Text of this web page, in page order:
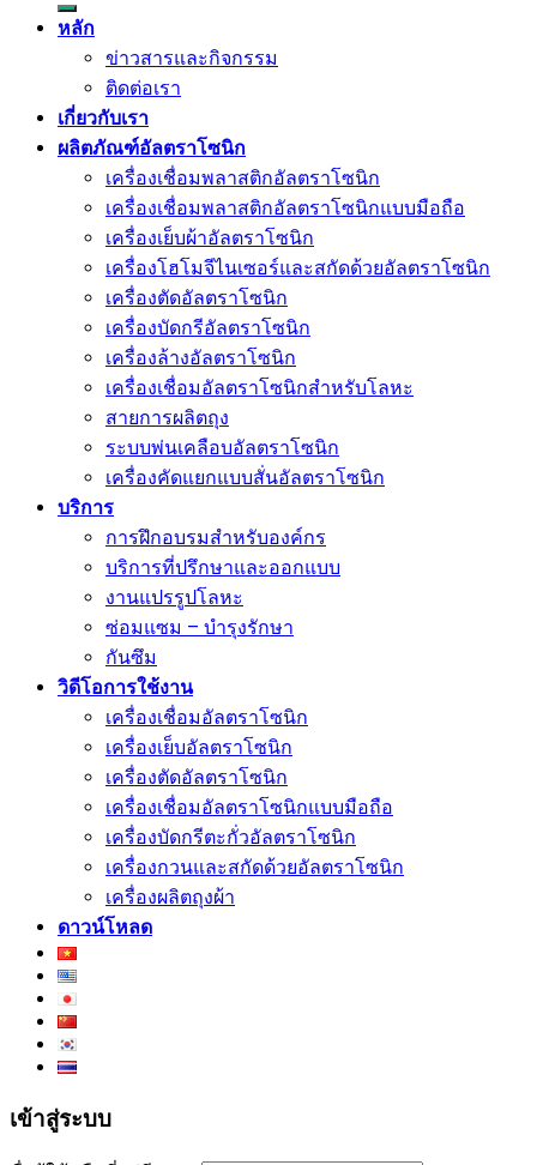
หลัก
ข่าวสารและกิจกรรม
ติดต่อเรา
เกี่ยวกับเรา
ผลิตภัณฑ์อัลตราโซนิก
เครื่องเชื่อมพลาสติกอัลตราโซนิก
เครื่องเชื่อมพลาสติกอัลตราโซนิกแบบมือถือ
เครื่องเย็บผ้าอัลตราโซนิก
เครื่องโฮโมจีไนเซอร์และสกัดด้วยอัลตราโซนิก
เครื่องตัดอัลตราโซนิก
เครื่องบัดกรีอัลตราโซนิก
เครื่องล้างอัลตราโซนิก
เครื่องเชื่อมอัลตราโซนิกสำหรับโลหะ
สายการผลิตถุง
ระบบพ่นเคลือบอัลตราโซนิก
เครื่องคัดแยกแบบสั่นอัลตราโซนิก
บริการ
การฝึกอบรมสำหรับองค์กร
บริการที่ปรึกษาและออกแบบ
งานแปรรูปโลหะ
ซ่อมแซม – บำรุงรักษา
กันซึม
วิดีโอการใช้งาน
เครื่องเชื่อมอัลตราโซนิก
เครื่องเย็บอัลตราโซนิก
เครื่องตัดอัลตราโซนิก
เครื่องเชื่อมอัลตราโซนิกแบบมือถือ
เครื่องบัดกรีตะกั่วอัลตราโซนิก
เครื่องกวนและสกัดด้วยอัลตราโซนิก
เครื่องผลิตถุงผ้า
ดาวน์โหลด
เข้าสู่ระบบ